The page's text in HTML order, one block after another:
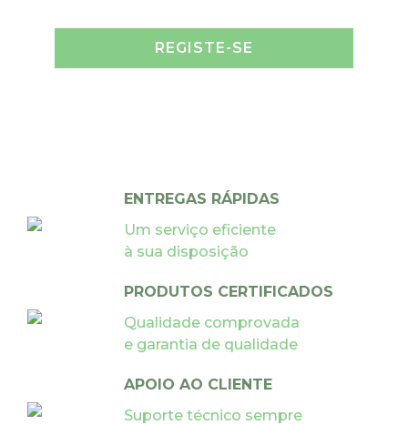
REGISTE-SE
ENTREGAS RÁPIDAS
Um serviço eficiente
à sua disposição
PRODUTOS CERTIFICADOS
Qualidade comprovada
e garantia de qualidade
APOIO AO CLIENTE
Suporte técnico sempre